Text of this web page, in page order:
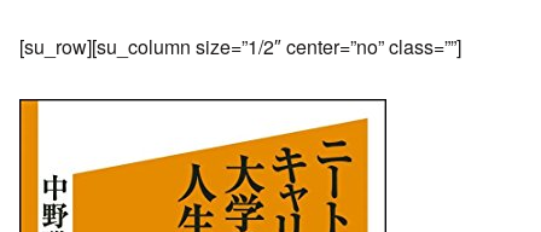
[su_row][su_column size=”1/2″ center=”no” class=””]